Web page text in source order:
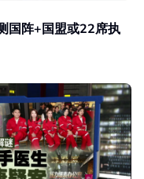
国阵+国盟或22席执